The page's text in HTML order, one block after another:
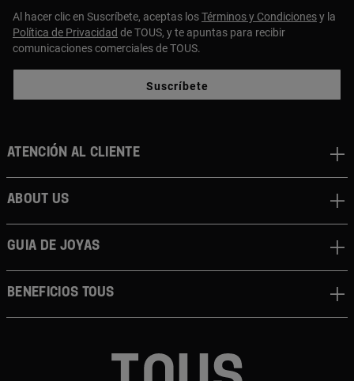
Al hacer clic en Suscríbete, aceptas losTérminos y Condicionesy la
Política de Privacidad de TOUS, y te apuntas para recibir
comunicaciones comerciales de TOUS.
Suscríbete
Atención al cliente
About us
Guia de joyas
Beneficios TOUS